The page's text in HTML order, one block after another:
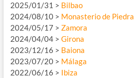
2025/01/31 > Bilbao
2024/08/10 > Monasterio de Piedra
2024/05/17 > Zamora
2024/04/04 > Girona
2023/12/16 > Baiona
2023/07/20 > Málaga
2022/06/16 > Ibiza